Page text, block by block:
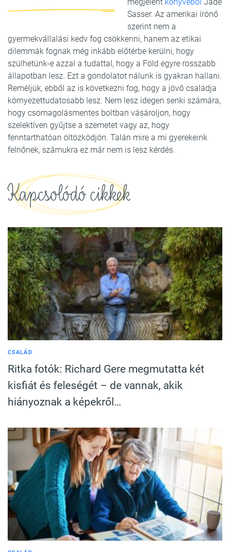
Sasser. Az amerikai írónő
szerint nem a
gyermekvállalási kedv fog csökkenni, hanem az etikai
dilemmák fognak még inkább előtérbe kerülni, hogy
szülhetünk-e azzal a tudattal, hogy a Föld egyre rosszabb
állapotban lesz. Ezt a gondolatot nálunk is gyakran hallani.
Reméljük, ebből az is következni fog, hogy a jövő családja
környezettudatosabb lesz. Nem lesz idegen senki számára,
hogy csomagolásmentes boltban vásároljon, hogy
szelektíven gyűjtse a szemetet vagy az, hogy
fenntarthatóan öltözködjön. Talán mire a mi gyerekeink
felnőnek, számukra ez már nem is lesz kérdés.
Kapcsolódó cikkek
CSALÁD
Ritka fotók: Richard Gere megmutatta két
kisfiát és feleségét – de vannak, akik
hiányoznak a képekről…